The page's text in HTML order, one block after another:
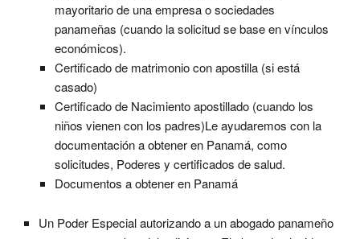
mayoritario de una empresa o sociedades
panameñas (cuando la solicitud se base en vínculos
económicos).
Certificado de matrimonio con apostilla (si está
casado)
Certificado de Nacimiento apostillado (cuando los
niños vienen con los padres)Le ayudaremos con la
documentación a obtener en Panamá, como
solicitudes, Poderes y certificados de salud.
Documentos a obtener en Panamá
Un Poder Especial autorizando a un abogado panameño